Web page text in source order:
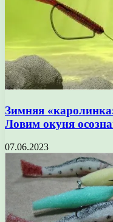
Зимняя
Ловим окуня
07.06.2023